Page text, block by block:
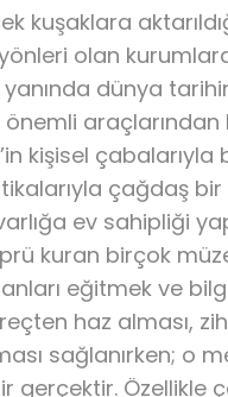
olan
dünya
önemli
kişisel çabalarıyla
çağdaş
ev sahipliği
kuran birçok
eğitmek ve
haz alması,
sağlanırken; o
gerçektir. Özellikle